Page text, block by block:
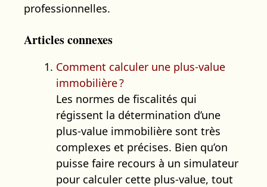
professionnelles.
Articles connexes
Comment calculer une plus-value
immobilière ?
Les normes de fiscalités qui
régissent la détermination d’une
plus-value immobilière sont très
complexes et précises. Bien qu’on
puisse faire recours à un simulateur
pour calculer cette plus-value, tout